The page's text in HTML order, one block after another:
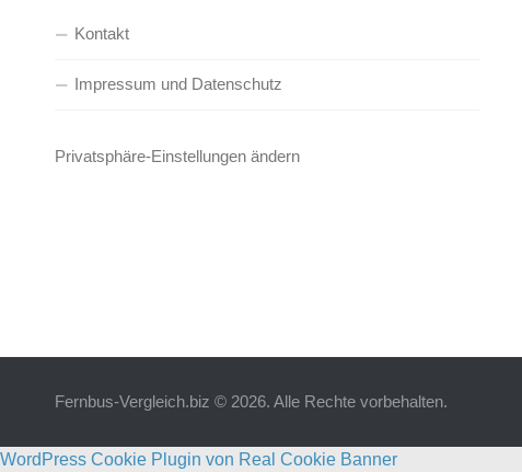
Kontakt
Impressum und Datenschutz
Privatsphäre-Einstellungen ändern
Fernbus-Vergleich.biz © 2026. Alle Rechte vorbehalten.
WordPress Cookie Plugin von Real Cookie Banner